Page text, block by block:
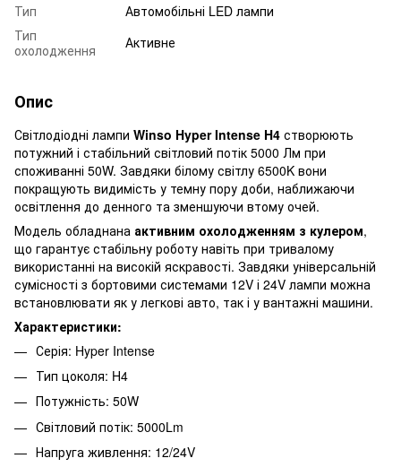
Тип
Автомобільні LED лампи
Тип
охолодження
Активне
Опис
Світлодіодні лампи Winso Hyper Intense H4 створюють
потужний і стабільний світловий потік 5000 Лм при
споживанні 50W. Завдяки білому світлу 6500K вони
покращують видимість у темну пору доби, наближаючи
освітлення до денного та зменшуючи втому очей.
Модель обладнана активним охолодженням з кулером,
що гарантує стабільну роботу навіть при тривалому
використанні на високій яскравості. Завдяки універсальній
сумісності з бортовими системами 12V і 24V лампи можна
встановлювати як у легкові авто, так і у вантажні машини.
Характеристики:
Серія: Hyper Intense
Тип цоколя: H4
Потужність: 50W
Світловий потік: 5000Lm
Напруга живлення: 12/24V